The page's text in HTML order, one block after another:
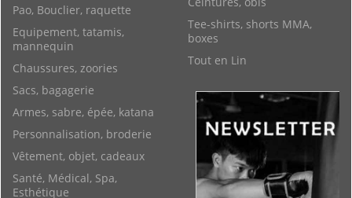
Tee-shirts, shorts MMA,
boxes
Tout en Lin
Pao, Bouclier, raquette
Equipement, tatamis,
mannequin
Chaussures, zoories
Sacs, bagagerie
Armes, sabre, épée, katana
Personnalisation, broderie
Vêtement, objet, cadeaux
Santé, Médical, Spa,
Esthétique